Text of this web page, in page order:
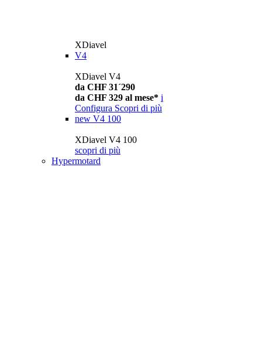
XDiavel
V4
XDiavel V4
da CHF 31´290
da CHF 329 al mese* i
Configura Scopri di più
new V4 100
XDiavel V4 100
scopri di più
Hypermotard